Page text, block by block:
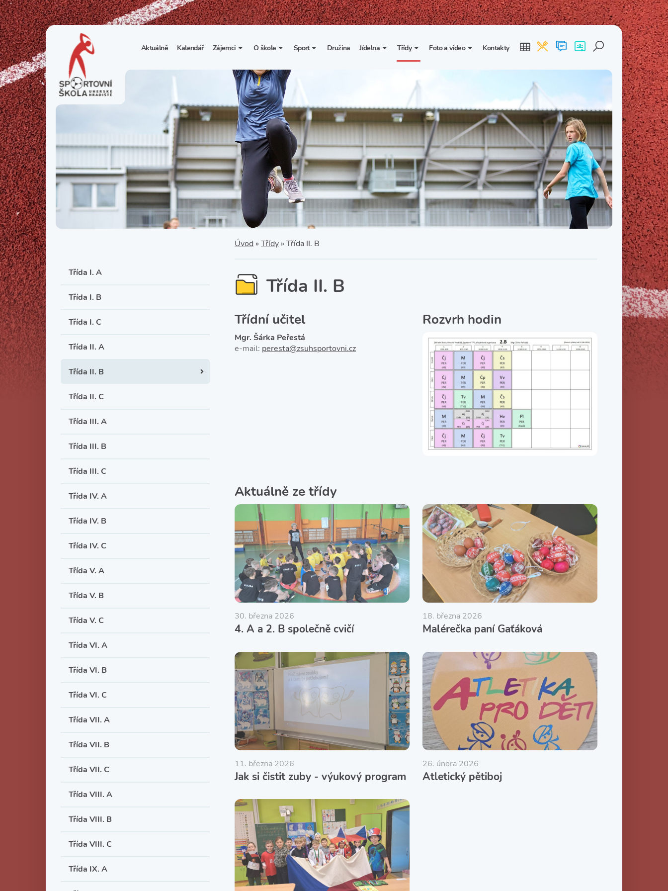
Aktuálně Kalendář Zájemci
1. třída
Sportovní třídy
Nesportovní třídy
O škole
Základní informace
Organizace školního roku
Výuka a učební plán
Zájmové kroužky
Školní poradenské
pracoviště
Školní psycholožka
Školská rada
SRPŠ – Spolek rodičů a
přátel školy
Sport
Spolupráce se sportovními
kluby
Školní sportovní klub
Tělesná výchova a sport
Družina Jídelna
Vnitřní řád školní jídelny
Třídy
Třída I. B Třída I. C
Třída II. A Třída II. C
Třída III. A Třída III. B Třída III. C
Třída IV. A Třída IV. B Třída IV. C
Třída V. A Třída V. B Třída V. C
Třída VI. A Třída VI. B Třída VI. C
Třída VII. A Třída VII. B Třída VII. C
Třída VIII. A Třída VIII. C
Foto a video Kontakty
Úvod » Třídy » Třída II. B
Třída II. B
Třídní učitel
Mgr. Šárka Peřestá
e-mail: peresta@zsuhsportovni.cz
Rozvrh hodin
Aktuálně ze třídy
30. března 2026
4. A a 2. B společně cvičí
18. března 2026
Malérečka paní Gaťáková
11. března 2026
Jak si čistit zuby - výukový program
26. února 2026
Atletický pětiboj
Třída I. A
Třída I. B
Třída I. C
Třída II. A
Třída II. B
Třída II. C
Třída III. A
Třída III. B
Třída III. C
Třída IV. A
Třída IV. B
Třída IV. C
Třída V. A
Třída V. B
Třída V. C
Třída VI. A
Třída VI. B
Třída VI. C
Třída VII. A
Třída VII. B
Třída VII. C
Třída VIII. A
Třída VIII. B
Třída VIII. C
Třída IX. A